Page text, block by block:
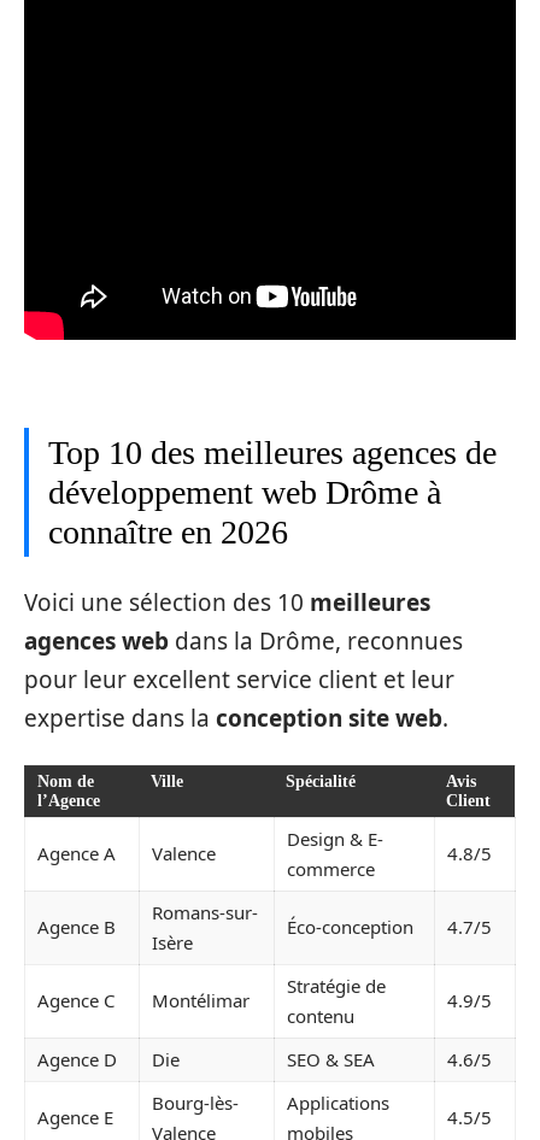
Top 10 des meilleures agences de
développement web Drôme à
connaître en 2026
Voici une sélection des 10 meilleures
agences web dans la Drôme, reconnues
pour leur excellent service client et leur
expertise dans la conception site web.
Nom de
l’Agence
Ville Spécialité
Avis
Client
Agence A Valence
Design & E-
commerce
4.8/5
Agence B
Romans-sur-
Isère
Éco-conception 4.7/5
Agence C Montélimar
Stratégie de
contenu
4.9/5
Agence D Die SEO & SEA 4.6/5
Agence E
Bourg-lès-
Valence
Applications
mobiles
4.5/5